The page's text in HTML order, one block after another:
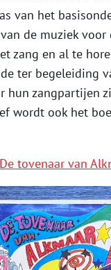
van het
de muziek
zang en al te
ter begeleiding
hun zangpartijen
wordt ook het
tovenaar van